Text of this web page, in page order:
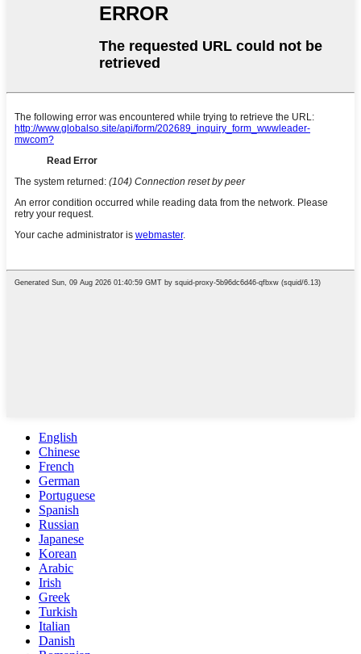
English
Chinese
French
German
Portuguese
Spanish
Russian
Japanese
Korean
Arabic
Irish
Greek
Turkish
Italian
Danish